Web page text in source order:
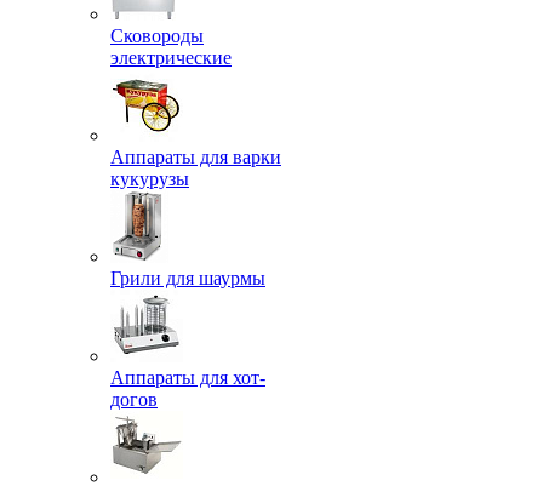
Сковороды
электрические
Аппараты для варки
кукурузы
Грили для шаурмы
Аппараты для хот-
догов